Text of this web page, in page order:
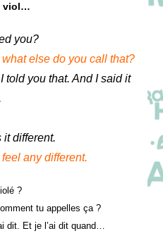
viol…
you?
else do you call that?
told you that. And I said it
it different.
any different.
?
tu appelles ça ?
dit. Et je l’ai dit quand…